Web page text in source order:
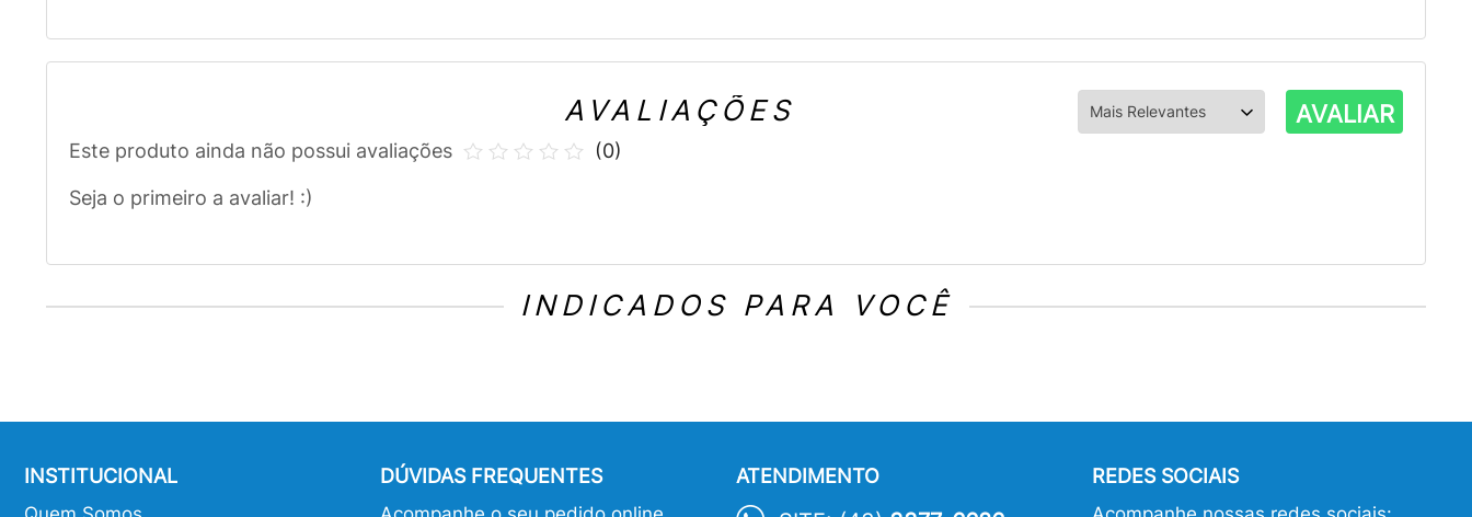
AVALIAÇÕES AVALIAR
Este produto ainda não possui avaliações
Seja o primeiro a avaliar! :)
(0)
INDICADOS PARA VOCÊ
INSTITUCIONAL DÚVIDAS FREQUENTES ATENDIMENTO REDES SOCIAIS